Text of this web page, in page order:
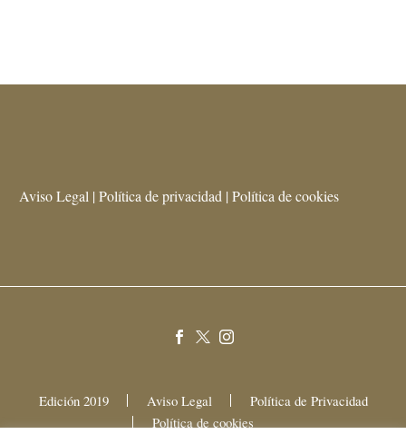
Aviso Legal | Política de privacidad | Política de cookies
Edición 2019 Aviso Legal
Política de Privacidad
Política de cookies